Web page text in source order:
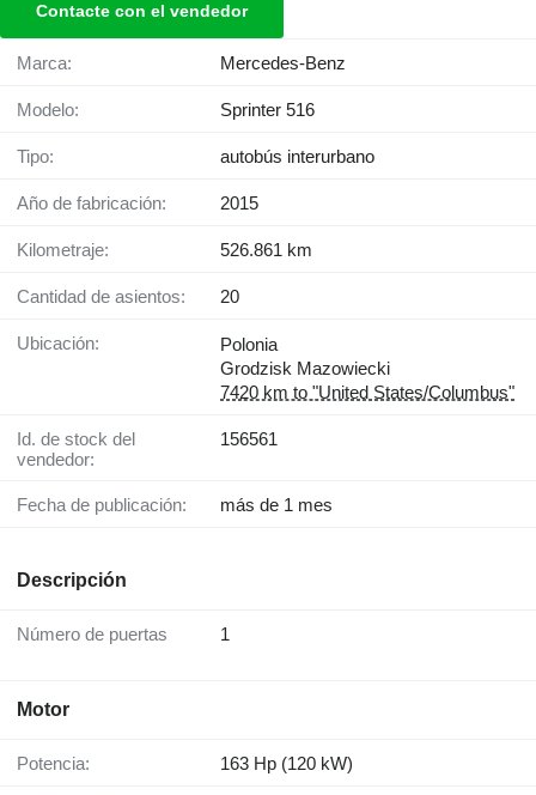
Contacte con el vendedor
Marca: Mercedes-Benz
Modelo: Sprinter 516
Tipo: autobús interurbano
Año de fabricación: 2015
Kilometraje: 526.861 km
Cantidad de asientos: 20
Ubicación:
Polonia
Grodzisk Mazowiecki
7420 km to "United States/Columbus"
Id. de stock del
vendedor:
156561
Fecha de publicación: más de 1 mes
Descripción
Número de puertas 1
Motor
Potencia: 163 Hp (120 kW)